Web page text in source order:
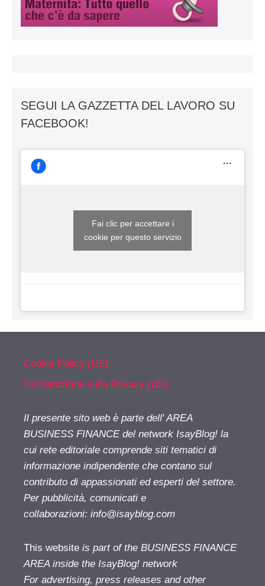
SEGUI LA GAZZETTA DEL LAVORO SU
FACEBOOK!
Fai clic per accettare i
cookie per questo servizio
Cookie Policy (UE)
Dichiarazione sulla Privacy (UE)
Il presente sito web è parte dell' AREA
BUSINESS FINANCE del network IsayBlog! la
cui rete editoriale comprende siti tematici di
informazione indipendente che contano sul
contributo di appassionati ed esperti del settore.
Per pubblicità, comunicati e
collaborazioni: info@isayblog.com
This website is part of the BUSINESS FINANCE
AREA inside the IsayBlog! network
For advertising, press releases and other